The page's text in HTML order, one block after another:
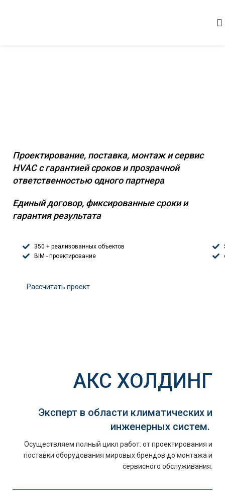
Проектирование, поставка, монтаж и сервис
HVAC с гарантией сроков и прозрачной
ответственностью одного партнера
Единый договор, фиксированные сроки и
гарантия результата
350 + реализованных объектов
BIM - проектирование
Расcчитать проект
АКС ХОЛДИНГ
Эксперт в области климатических и
инженерных систем.
Осуществляем полный цикл работ: от проектирования и
поставки оборудования мировых брендов до монтажа и
сервисного обслуживания.